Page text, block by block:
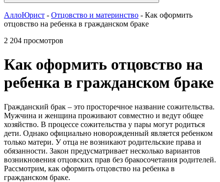
АллоЮрист - Отцовство и материнство - Как оформить
отцовство на ребенка в гражданском браке
2 204 просмотров
Как оформить отцовство на
ребенка в гражданском браке
Гражданский брак – это просторечное название сожительства.
Мужчина и женщина проживают совместно и ведут общее
хозяйство. В процессе сожительства у пары могут родиться
дети. Однако официально новорожденный является ребенком
только матери. У отца не возникают родительские права и
обязанности. Закон предусматривает несколько вариантов
возникновения отцовских прав без бракосочетания родителей.
Рассмотрим, как оформить отцовство на ребенка в
гражданском браке.